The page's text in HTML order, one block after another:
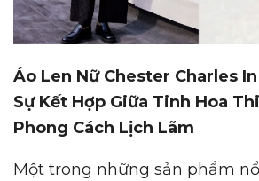
Áo Len Nữ Chester Charles
Sự Kết Hợp Giữa Tinh Hoa
Phong Cách Lịch Lãm
Một trong những sản phẩm